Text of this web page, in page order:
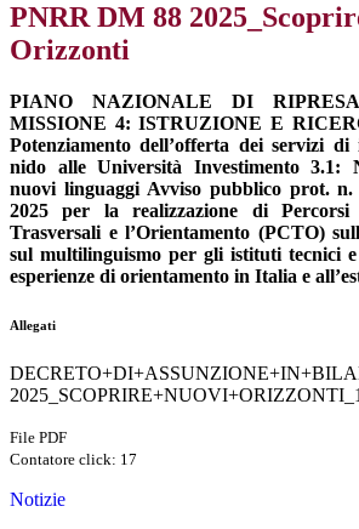
PNRR DM 88
Orizzonti
PIANO NAZIONALE DI
MISSIONE 4: ISTRUZIONE E
Potenziamento dell’offerta dei servizi
nido alle Università Investimento 3.1:
nuovi linguaggi Avviso pubblico prot. n.
2025 per la realizzazione di Percorsi
Trasversali e l’Orientamento (PCTO)
sul multilinguismo per gli istituti tecnici
esperienze di orientamento in Italia e
Allegati
File PDF
Contatore click: 17
Notizie